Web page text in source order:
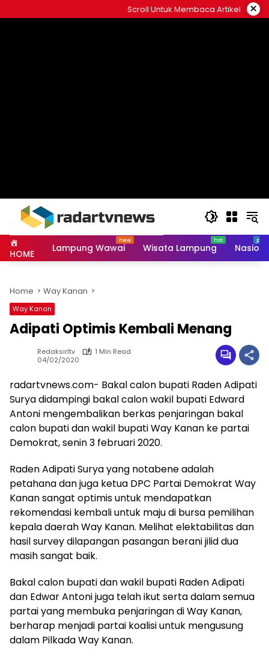
to
Scroll Untuk Membaca Artikel ×
HOME Lampung Wawai Wisata Lampung
Home Way Kanan
Way Kanan
Adipati Optimis Kembali Menang
Redaksirltv
1 Min Read
04/02/2020
radartvnews.com- Bakal calon bupati Raden Adipati
Surya didampingi bakal calon wakil bupati Edward
Antoni mengembalikan berkas penjaringan bakal
calon bupati dan wakil bupati Way Kanan ke partai
Demokrat, senin 3 februari 2020.
Raden Adipati Surya yang notabene adalah
petahana dan juga ketua DPC Partai Demokrat Way
Kanan sangat optimis untuk mendapatkan
rekomendasi kembali untuk maju di bursa pemilihan
kepala daerah Way Kanan. Melihat elektabilitas dan
hasil survey dilapangan pasangan berani jilid dua
masih sangat baik.
Bakal calon bupati dan wakil bupati Raden Adipati
dan Edwar Antoni juga telah ikut serta dalam semua
partai yang membuka penjaringan di Way Kanan,
berharap menjadi partai koalisi untuk mengusung
dalam Pilkada Way Kanan.